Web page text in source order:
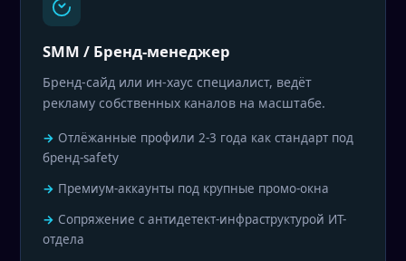
SMM / Бренд-менеджер
Бренд-сайд или ин-хаус специалист, ведёт
рекламу собственных каналов на масштабе.
Отлёжанные профили 2-3 года как стандарт под
бренд-safety
Премиум-аккаунты под крупные промо-окна
Сопряжение с антидетект-инфраструктурой ИТ-
отдела